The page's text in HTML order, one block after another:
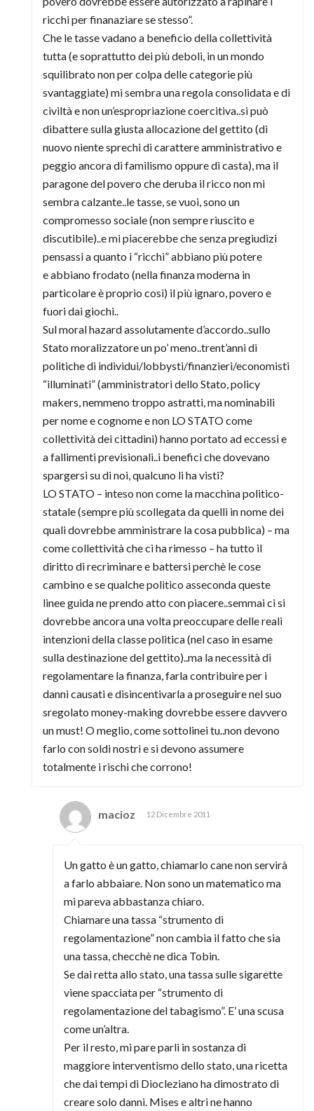
ricchi per finanaziare se stesso”.
Che le tasse vadano a beneficio della collettività
tutta (e soprattutto dei più deboli, in un mondo
squilibrato non per colpa delle categorie più
svantaggiate) mi sembra una regola consolidata e di
civiltà e non un’espropriazione coercitiva..si può
dibattere sulla giusta allocazione del gettito (di
nuovo niente sprechi di carattere amministrativo e
peggio ancora di familismo oppure di casta), ma il
paragone del povero che deruba il ricco non mi
sembra calzante..le tasse, se vuoi, sono un
compromesso sociale (non sempre riuscito e
discutibile)..e mi piacerebbe che senza pregiudizi
pensassi a quanto i “ricchi” abbiano più potere
e abbiano frodato (nella finanza moderna in
particolare è proprio così) il più ignaro, povero e
fuori dai giochi..
Sul moral hazard assolutamente d’accordo..sullo
Stato moralizzatore un po’ meno..trent’anni di
politiche di individui/lobbysti/finanzieri/economisti
“illuminati” (amministratori dello Stato, policy
makers, nemmeno troppo astratti, ma nominabili
per nome e cognome e non LO STATO come
collettività dei cittadini) hanno portato ad eccessi e
a fallimenti previsionali..i benefici che dovevano
spargersi su di noi, qualcuno li ha visti?
LO STATO – inteso non come la macchina politico-
statale (sempre più scollegata da quelli in nome dei
quali dovrebbe amministrare la cosa pubblica) – ma
come collettività che ci ha rimesso – ha tutto il
diritto di recriminare e battersi perchè le cose
cambino e se qualche politico asseconda queste
linee guida ne prendo atto con piacere..semmai ci si
dovrebbe ancora una volta preoccupare delle reali
intenzioni della classe politica (nel caso in esame
sulla destinazione del gettito)..ma la necessità di
regolamentare la finanza, farla contribuire per i
danni causati e disincentivarla a proseguire nel suo
sregolato money-making dovrebbe essere davvero
un must! O meglio, come sottolinei tu..non devono
farlo con soldi nostri e si devono assumere
totalmente i rischi che corrono!
macioz 12 Dicembre 2011
Un gatto è un gatto, chiamarlo cane non servirà
a farlo abbaiare. Non sono un matematico ma
mi pareva abbastanza chiaro.
Chiamare una tassa “strumento di
regolamentazione” non cambia il fatto che sia
una tassa, checchè ne dica Tobin.
Se dai retta allo stato, una tassa sulle sigarette
viene spacciata per “strumento di
regolamentazione del tabagismo”. E’ una scusa
come un’altra.
Per il resto, mi pare parli in sostanza di
maggiore interventismo dello stato, una ricetta
che dai tempi di Diocleziano ha dimostrato di
creare solo danni. Mises e altri ne hanno